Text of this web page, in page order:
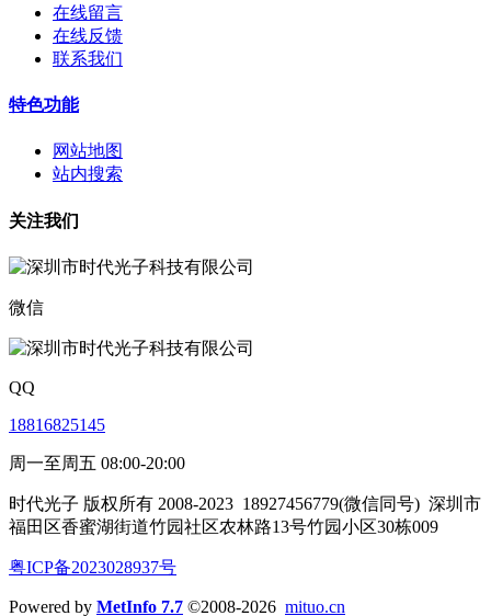
在线留言
在线反馈
联系我们
特色功能
网站地图
站内搜索
关注我们
微信
QQ
18816825145
周一至周五 08:00-20:00
时代光子 版权所有 2008-2023 18927456779(微信同号) 深圳市
福田区香蜜湖街道竹园社区农林路13号竹园小区30栋009
粤ICP备2023028937号
Powered by MetInfo 7.7 ©2008-2026 mituo.cn